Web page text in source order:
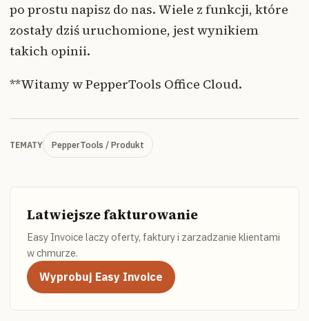
po prostu napisz do nas. Wiele z funkcji, które
zostały dziś uruchomione, jest wynikiem
takich opinii.
**Witamy w PepperTools Office Cloud.
TEMATY PepperTools / Produkt
Latwiejsze fakturowanie
Easy Invoice laczy oferty, faktury i zarzadzanie klientami
w chmurze.
Wyprobuj Easy Invoice